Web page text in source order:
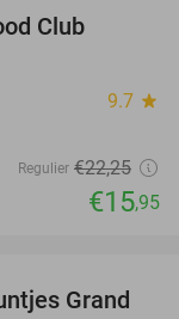
Club
9.7 star
Regulier €22,25
€15,95
40%
Grand